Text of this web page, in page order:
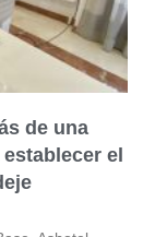
de una
el